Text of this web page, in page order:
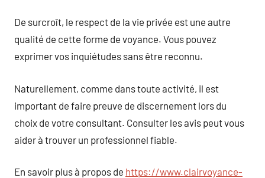
De surcroît, le respect de la vie privée est une autre
qualité de cette forme de voyance. Vous pouvez
exprimer vos inquiétudes sans être reconnu.
Naturellement, comme dans toute activité, il est
important de faire preuve de discernement lors du
choix de votre consultant. Consulter les avis peut vous
aider à trouver un professionnel fiable.
En savoir plus à propos de https://www.clairvoyance-